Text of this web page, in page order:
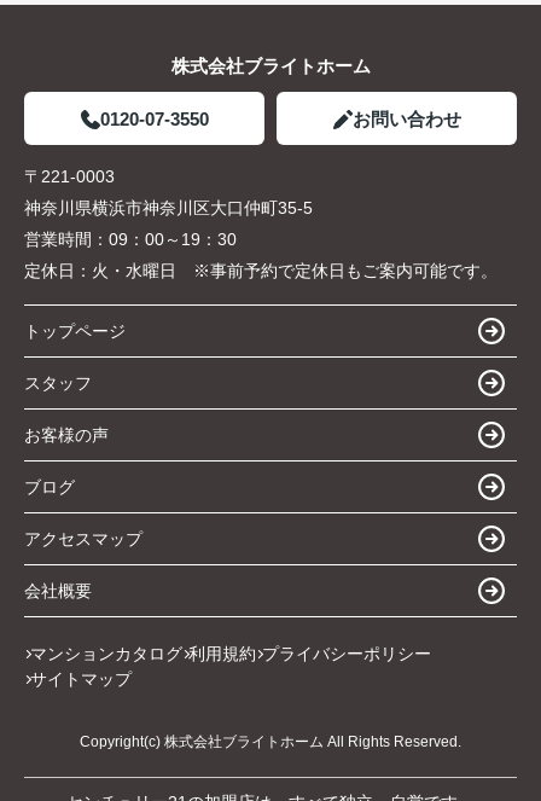
株式会社ブライトホーム
0120-07-3550 お問い合わせ
〒221-0003
神奈川県横浜市神奈川区大口仲町35-5
営業時間： 09：00～19：30
定休日： 火・水曜日 ※事前予約で定休日もご案内可能です。
トップページ
スタッフ
お客様の声
ブログ
アクセスマップ
会社概要
マンションカタログ 利用規約 プライバシーポリシー
サイトマップ
Copyright(c) 株式会社ブライトホーム All Rights Reserved.